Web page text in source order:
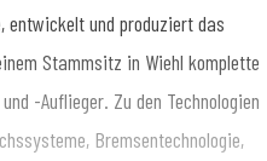
entwickelt und produziert das
Stammsitz in Wiehl komplette
-Auflieger. Zu den Technologien
Bremsentechnologie,